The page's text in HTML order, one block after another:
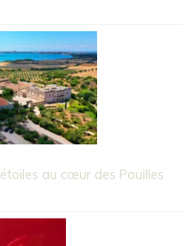
au cœur des Pouilles